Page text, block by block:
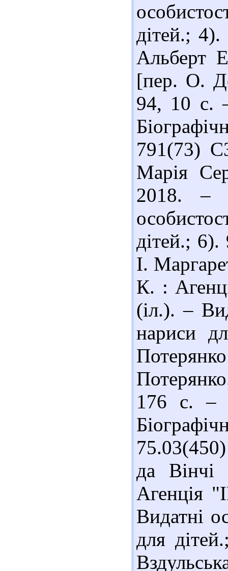
дітей.;
Альберт
[пер. О.
94, 10 с.
791(73)
Марія
2018. –
дітей.;
І.
К. :
(іл.). –
нариси
176 с. –
да
Агенція
Видатні
для